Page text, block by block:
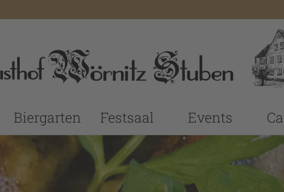
Biergarten Festsaal Events